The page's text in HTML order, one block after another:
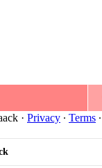
· Privacy ∙ Terms ∙